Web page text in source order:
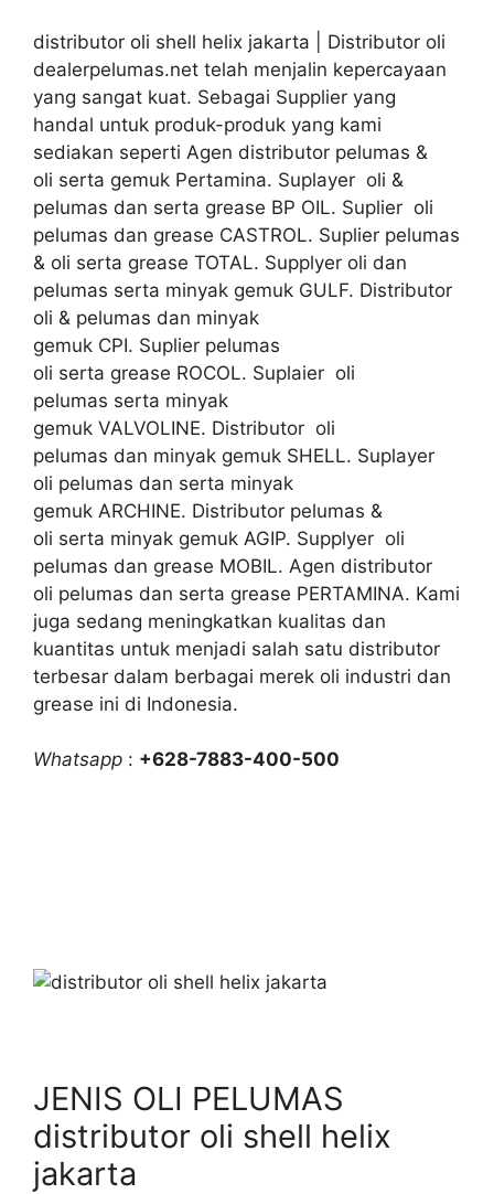
distributor oli shell helix jakarta | Distributor oli
dealerpelumas.net telah menjalin kepercayaan
yang sangat kuat. Sebagai Supplier yang
handal untuk produk-produk yang kami
sediakan seperti Agen distributor pelumas &
oli serta gemuk Pertamina. Suplayer oli &
pelumas dan serta grease BP OIL. Suplier oli
pelumas dan grease CASTROL. Suplier pelumas
& oli serta grease TOTAL. Supplyer oli dan
pelumas serta minyak gemuk GULF. Distributor
oli & pelumas dan minyak
gemuk CPI. Suplier pelumas
oli serta grease ROCOL. Suplaier oli
pelumas serta minyak
gemuk VALVOLINE. Distributor oli
pelumas dan minyak gemuk SHELL. Suplayer
oli pelumas dan serta minyak
gemuk ARCHINE. Distributor pelumas &
oli serta minyak gemuk AGIP. Supplyer oli
pelumas dan grease MOBIL. Agen distributor
oli pelumas dan serta grease PERTAMINA. Kami
juga sedang meningkatkan kualitas dan
kuantitas untuk menjadi salah satu distributor
terbesar dalam berbagai merek oli industri dan
grease ini di Indonesia.
Whatsapp : +628-7883-400-500
JENIS OLI PELUMAS
distributor oli shell helix
jakarta